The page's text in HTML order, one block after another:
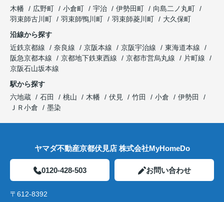
木幡
広野町 小倉町 宇治 伊勢田町
向島二ノ丸町
羽束師古川町
羽束師鴨川町 羽束師菱川町
大久保町
沿線から探す
近鉄京都線
奈良線 京阪本線 京阪宇治線
東海道本線
阪急京都本線
京都地下鉄東西線 京都市営烏丸線
片町線
京阪石山坂本線
駅から探す
六地蔵
石田 桃山 木幡 伏見 竹田 小倉
伊勢田
ＪＲ小倉
墨染
ヤマダ不動産京都伏見店 株式会社MyHomeDo
0120-428-503 お問い合わせ
〒612-8392